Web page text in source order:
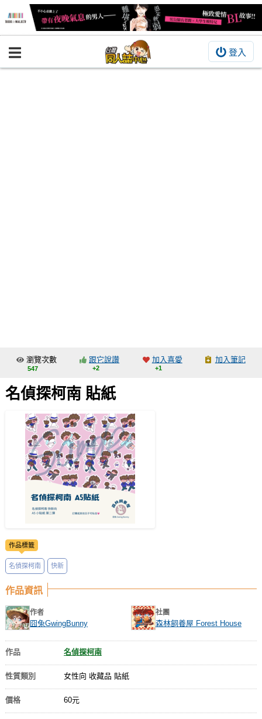
登入
BOOKY書集倉庫
交流中心
攤位轉讓區
會員中心
註冊會員
登入
瀏覽次數
547
跟它說讚
+2
加入喜愛
+1
加入筆記
名偵探柯南 貼紙
作品標籤
名偵探柯南 快新
作品資訊
作者
囧兔GwingBunny
社團
森林飼養屋 Forest House
作品 名偵探柯南
性質類別 女性向 收藏品 貼紙
價格 60元